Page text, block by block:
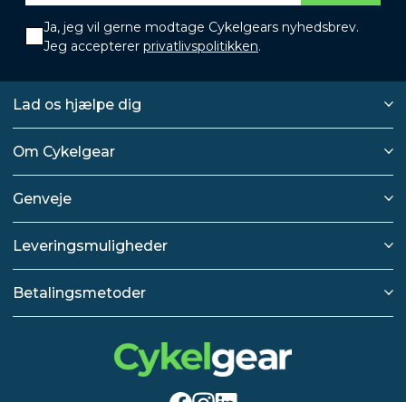
Ja, jeg vil gerne modtage Cykelgears nyhedsbrev.
Jeg accepterer privatlivspolitikken.
Lad os hjælpe dig
Om Cykelgear
Genveje
Leveringsmuligheder
Betalingsmetoder